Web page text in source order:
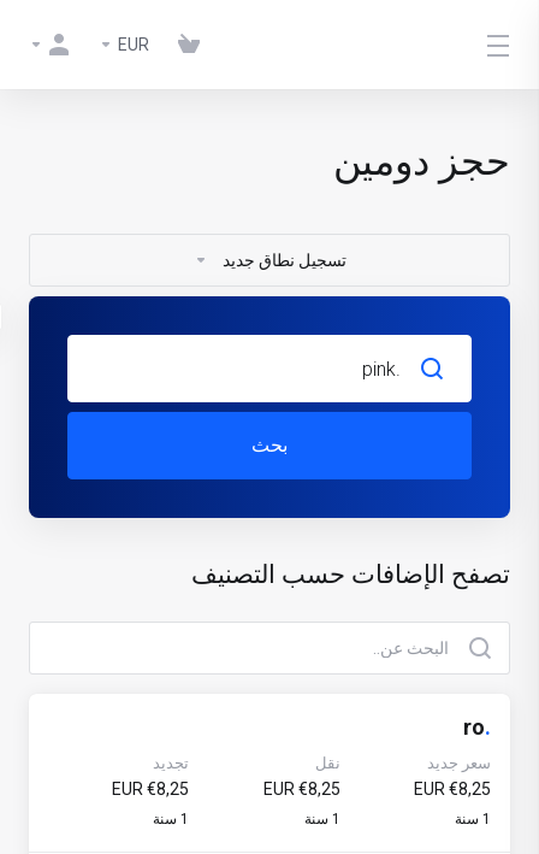
EUR
حجز دومين
تسجيل نطاق جديد
بحث
تصفح الإضافات حسب التصنيف
.
ro
سعر جديد
€8,25 EUR
1 سنة
نقل
€8,25 EUR
1 سنة
تجديد
€8,25 EUR
1 سنة